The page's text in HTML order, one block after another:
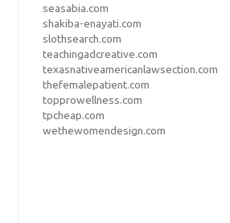
seasabia.com
shakiba-enayati.com
slothsearch.com
teachingadcreative.com
texasnativeamericanlawsection.com
thefemalepatient.com
topprowellness.com
tpcheap.com
wethewomendesign.com